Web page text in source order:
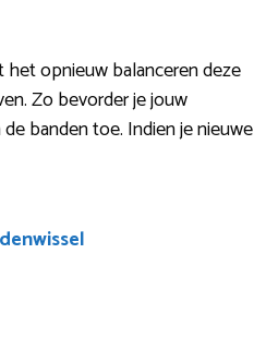
opnieuw balanceren deze
Zo bevorder je jouw
banden toe. Indien je nieuwe